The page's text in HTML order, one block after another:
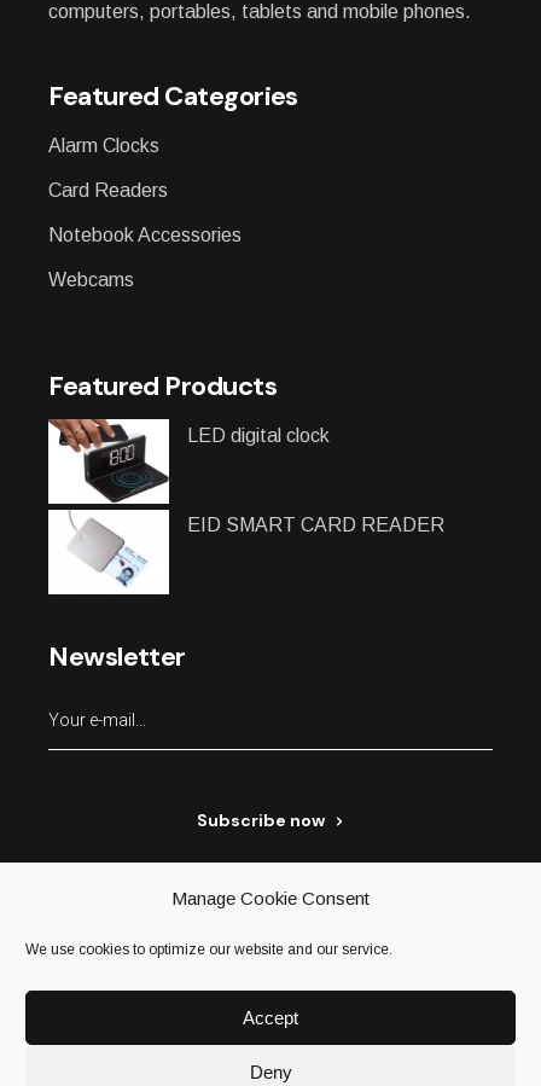
Manage Cookie Consent
We use cookies to optimize our website and our service.
Accept
Deny
computers, portables, tablets and mobile phones.
Featured Categories
Alarm Clocks
Card Readers
Notebook Accessories
Webcams
Featured Products
LED digital clock
EID SMART CARD READER
Newsletter
Subscribe now